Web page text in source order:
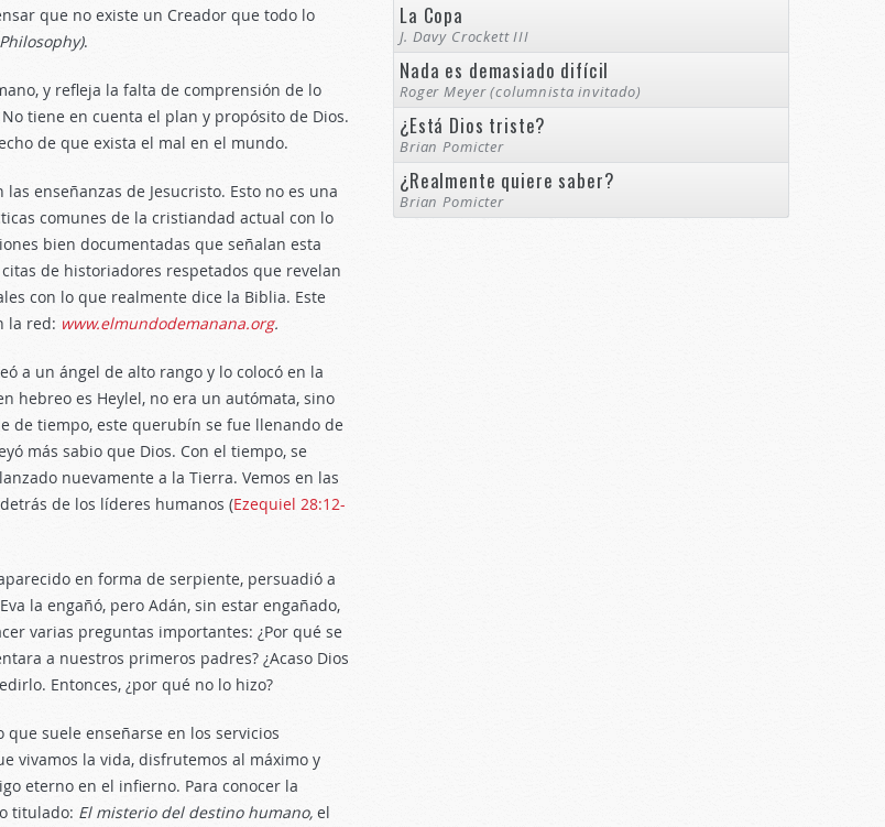
que no existe un Creador que todo lo
.
y refleja la falta de comprensión de lo
tiene en cuenta el plan y propósito de Dios.
de que exista el mal en el mundo.
enseñanzas de Jesucristo. Esto no es una
comunes de la cristiandad actual con lo
bien documentadas que señalan esta
de historiadores respetados que revelan
con lo que realmente dice la Biblia. Este
la red: www.elmundodemanana.org.
a un ángel de alto rango y lo colocó en la
hebreo es Heylel, no era un autómata, sino
de tiempo, este querubín se fue llenando de
más sabio que Dios. Con el tiempo, se
nuevamente a la Tierra. Vemos en las
de los líderes humanos (Ezequiel 28:12-
en forma de serpiente, persuadió a
la engañó, pero Adán, sin estar engañado,
varias preguntas importantes: ¿Por qué se
a nuestros primeros padres? ¿Acaso Dios
Entonces, ¿por qué no lo hizo?
suele enseñarse en los servicios
vivamos la vida, disfrutemos al máximo y
eterno en el infierno. Para conocer la
titulado: El misterio del destino humano, el
La Copa
J. Davy Crockett III
Nada es demasiado difícil
Roger Meyer (columnista invitado)
¿Está Dios triste?
Brian Pomicter
¿Realmente quiere saber?
Brian Pomicter